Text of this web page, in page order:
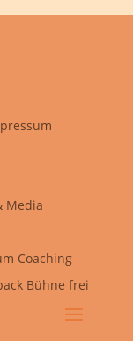
Media
Coaching
Bühne frei